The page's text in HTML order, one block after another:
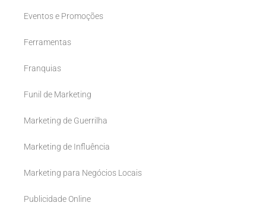
Eventos e Promoções
Ferramentas
Franquias
Funil de Marketing
Marketing de Guerrilha
Marketing de Influência
Marketing para Negócios Locais
Publicidade Online